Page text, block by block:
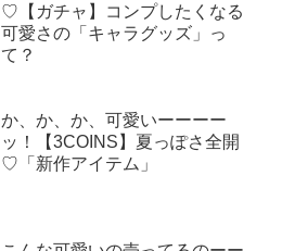
♡【ガチャ】コンプしたくなる
可愛さの「キャラグッズ」っ
て？
か、か、か、可愛いーーーー
ッ！【3COINS】夏っぽさ全開
♡「新作アイテム」